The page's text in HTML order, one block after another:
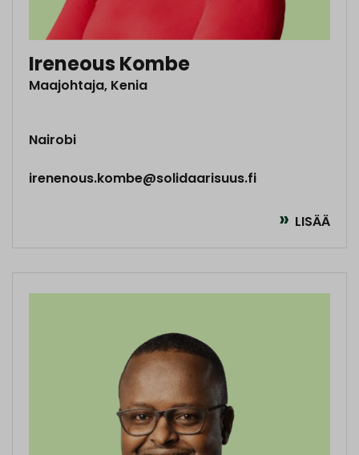
Ireneous Kombe
Maajohtaja, Kenia
Nairobi
irenenous.kombe@solidaarisuus.fi
LISÄÄ